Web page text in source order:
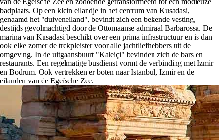
badplaats. Op een klein eilandje in het centrum van Kusadasi,
genaamd het "duiveneiland", bevindt zich een bekende vesting,
destijds gevolmachtigd door de Ottomaanse admiraal Barbarossa. De
marina van Kusadasi beschikt over een prima infrastructuur en is dan
ook elke zomer de trekpleister voor alle jachtliefhebbers uit de
omgeving. In de uitgaansbuurt "Kaleiçi" bevinden zich de bars en
restaurants. Een regelmatige busdienst vormt de verbinding met Izmir
en Bodrum. Ook vertrekken er boten naar Istanbul, Izmir en de
eilanden van de Egeïsche Zee.